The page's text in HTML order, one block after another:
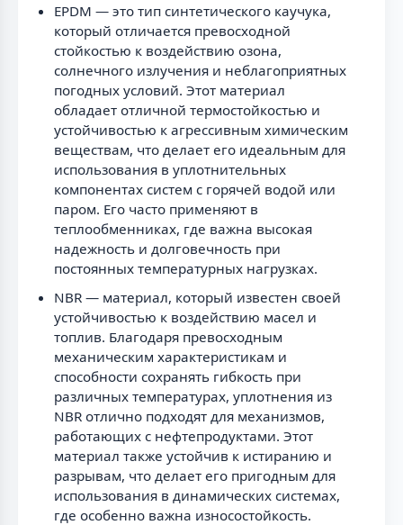
EPDM — это тип синтетического каучука,
который отличается превосходной
стойкостью к воздействию озона,
солнечного излучения и неблагоприятных
погодных условий. Этот материал
обладает отличной термостойкостью и
устойчивостью к агрессивным химическим
веществам, что делает его идеальным для
использования в уплотнительных
компонентах систем с горячей водой или
паром. Его часто применяют в
теплообменниках, где важна высокая
надежность и долговечность при
постоянных температурных нагрузках.
NBR — материал, который известен своей
устойчивостью к воздействию масел и
топлив. Благодаря превосходным
механическим характеристикам и
способности сохранять гибкость при
различных температурах, уплотнения из
NBR отлично подходят для механизмов,
работающих с нефтепродуктами. Этот
материал также устойчив к истиранию и
разрывам, что делает его пригодным для
использования в динамических системах,
где особенно важна износостойкость.